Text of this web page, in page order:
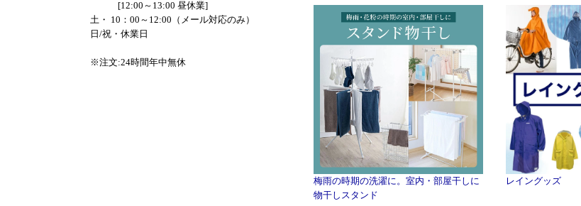
[12:00～13:00 昼休業]
土・ 10：00～12:00（メール対応のみ）
日/祝・休業日
※注文:24時間年中無休
梅雨の時期の洗濯に。室内・部屋干しに
物干しスタンド
レイングッズ